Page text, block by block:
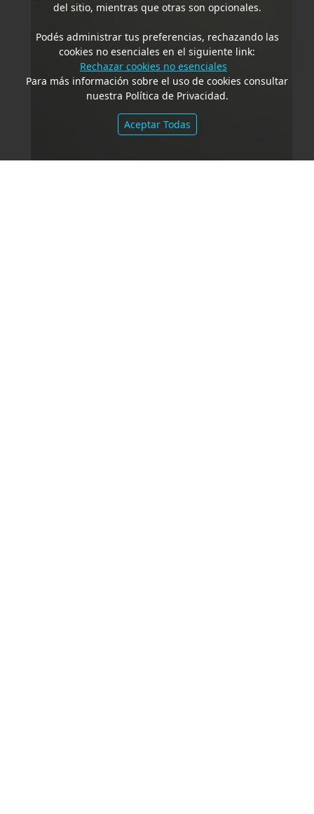
del sitio, mientras que otras son opcionales.
Podés administrar tus preferencias, rechazando las
cookies no esenciales en el siguiente link:
Rechazar cookies no esenciales
Para más información sobre el uso de cookies consultar
nuestra Política de Privacidad.
Aceptar Todas